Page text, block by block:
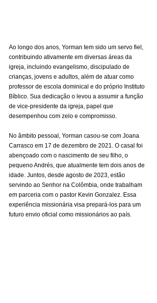
Ao longo dos anos, Yorman tem sido um servo fiel,
contribuindo ativamente em diversas áreas da
igreja, incluindo evangelismo, discipulado de
crianças, jovens e adultos, além de atuar como
professor de escola dominical e do próprio Instituto
Bíblico. Sua dedicação o levou a assumir a função
de vice-presidente da igreja, papel que
desempenhou com zelo e compromisso.
No âmbito pessoal, Yorman casou-se com Joana
Carrasco em 17 de dezembro de 2021. O casal foi
abençoado com o nascimento de seu filho, o
pequeno Andrés, que atualmente tem dois anos de
idade. Juntos, desde agosto de 2023, estão
servindo ao Senhor na Colômbia, onde trabalham
em parceria com o pastor Kevin Gonzalez. Essa
experiência missionária visa prepará-los para um
futuro envio oficial como missionários ao país.